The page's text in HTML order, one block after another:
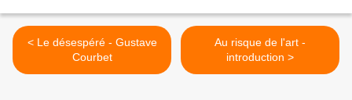
< Le désespéré - Gustave
Courbet
Au risque de l'art -
introduction >